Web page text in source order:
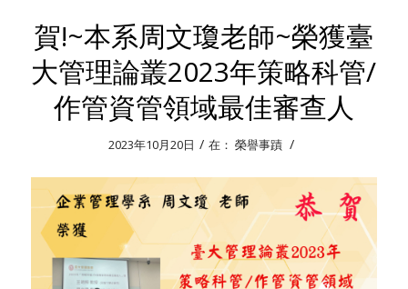
賀!~本系周文瓊老師~榮獲臺
大管理論叢2023年策略科管/
作管資管領域最佳審查人
2023年10月20日 / 在：榮譽事蹟 /